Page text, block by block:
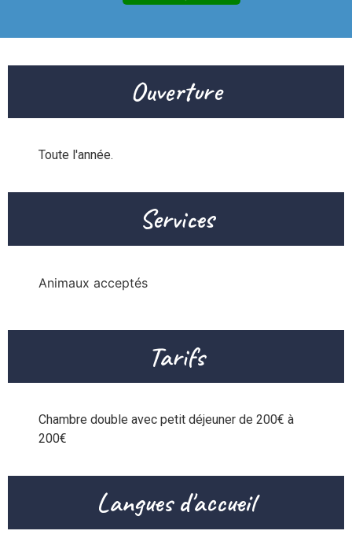
Ouverture
Toute l'année.
Services
Animaux acceptés
Tarifs
Chambre double avec petit déjeuner de 200€ à
200€
Langues d'accueil